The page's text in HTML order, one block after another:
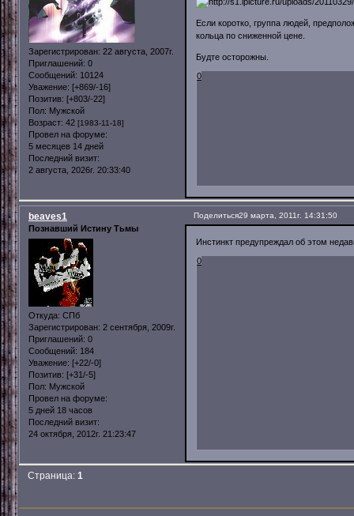
Зарегистрирован: 22 августа, 2007г.
Приглашений: 0
Сообщений: 10124
Уважение: [+869/-16]
Позитив: [+803/-22]
Пол: Мужской
Возраст: 42 [1983-11-18]
Провел на форуме:
5 месяцев 14 дней
Последний визит:
2 августа, 2026г. 20:33:40
Если коротко, группа людей,
кольца по сниженной цене.
Будте осторожны.
0
Поделиться29 марта, 2011г. 14:31:50
beaves1
Познавший Истину Тьмы
Откуда: СПб
Зарегистрирован: 2 сентября, 2009г.
Приглашений: 0
Сообщений: 184
Уважение: [+22/-0]
Позитив: [+31/-5]
Пол: Мужской
Провел на форуме:
5 дней 18 часов
Последний визит:
24 октября, 2012г. 21:23:47
Инстинкт предупреждал об этом
0
Страница:1